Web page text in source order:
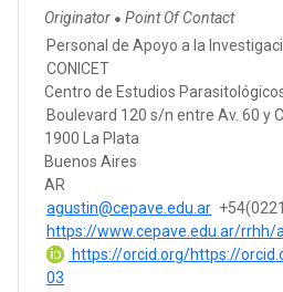
Originator ● Point Of Contact
Personal de Apoyo a la
CONICET
Centro de Estudios
Boulevard 120 s/n entre Av. 60 y
1900 La Plata
Buenos Aires
AR
agustin@cepave.edu.ar
https://www.cepave.edu.ar/rrhh/
https://orcid.org/https://
03